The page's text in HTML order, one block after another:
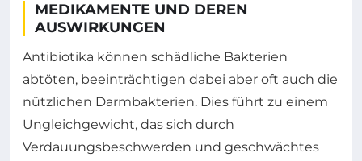
MEDIKAMENTE UND DEREN
AUSWIRKUNGEN
Antibiotika können schädliche Bakterien
abtöten, beeinträchtigen dabei aber oft auch die
nützlichen Darmbakterien. Dies führt zu einem
Ungleichgewicht, das sich durch
Verdauungsbeschwerden und geschwächtes